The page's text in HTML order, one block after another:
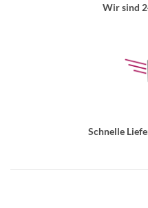
Wir sind
Schnelle